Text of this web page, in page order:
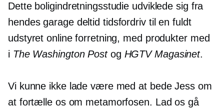
Dette boligindretningsstudie udviklede sig fra
hendes garage deltid tidsfordriv til en fuldt
udstyret online forretning, med produkter med
i The Washington Postog HGTV Magasinet.
Vi kunne ikke lade være med at bede Jess om
at fortælle os om metamorfosen. Lad os gå